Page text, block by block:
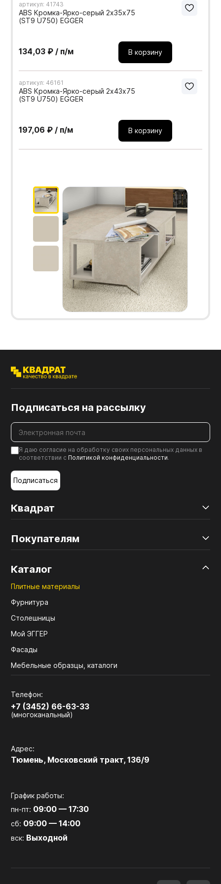
артикул: 41743
ABS Кромка-Ярко-серый 2х35х75
(ST9 U750) EGGER
134,03 ₽ / п/м В корзину
артикул: 46161
ABS Кромка-Ярко-серый 2х43х75
(ST9 U750) EGGER
197,06 ₽ / п/м В корзину
Квадрат
Покупателям
Каталог
Плитные материалы
Фурнитура
Столешницы
Мой ЭГГЕР
Фасады
Мебельные образцы, каталоги
Телефон:
+7 (3452) 66-63-33
(многоканальный)
Адрес:
Тюмень, Московский тракт, 136/9
График работы:
пн-пт: 09:00 — 17:30
сб: 09:00 — 14:00
вск: Выходной
Подписаться на рассылку
Я даю согласие на обработку своих персональных данных в
соответствии с Политикой конфиденциальности.
Подписаться